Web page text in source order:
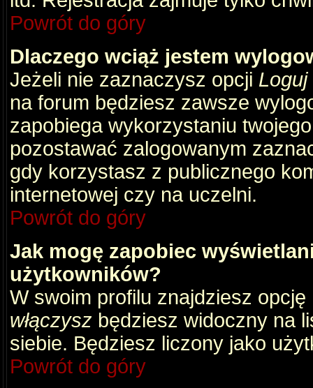
Powrót do góry
Dlaczego wciąż jestem
Jeżeli nie zaznaczysz opcji
na forum będziesz zawsze
zapobiega wykorzystaniu
pozostawać zalogowanym
gdy korzystasz z publicznego
internetowej czy na uczelni.
Powrót do góry
Jak mogę zapobiec
użytkowników?
W swoim profilu znajdziesz opcję
włączysz będziesz widoczny na
siebie. Będziesz liczony jako
Powrót do góry